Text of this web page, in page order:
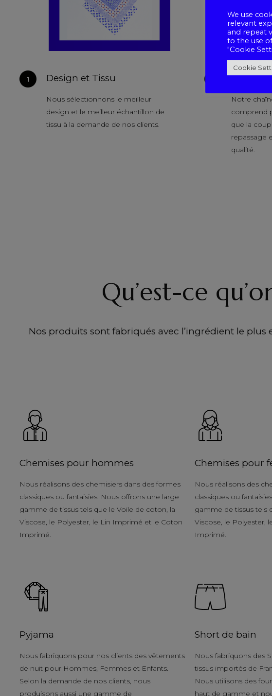
Design et Tissu
Nous sélectionnons le meilleur
design et le meilleur échantillon de
tissu à la demande de nos clients.
Notre
comprend
que la
repassage
qualité.
Qu’est-ce
Nos produits sont fabriqués avec l’ingrédient le plus
Chemises pour hommes
Nous réalisons des chemisiers dans des formes
classiques ou fantaisies. Nous offrons une large
gamme de tissus tels que le Voile de coton, la
Viscose, le Polyester, le Lin Imprimé et le Coton
Imprimé.
Chemises pour
Nous réalisons des
classiques ou
gamme de tissus tels
Viscose, le Polyester,
Imprimé.
Pyjama
Nous fabriquons pour nos clients des vêtements
de nuit pour Hommes, Femmes et Enfants.
Selon la demande de nos clients, nous
produisons aussi une gamme de
Short de bain
Nous fabriquons des
tissus importés de
Nous utilisons des
haut de gamme et
We use
relevant
and repeat
to the use
"Cookie
Cookie